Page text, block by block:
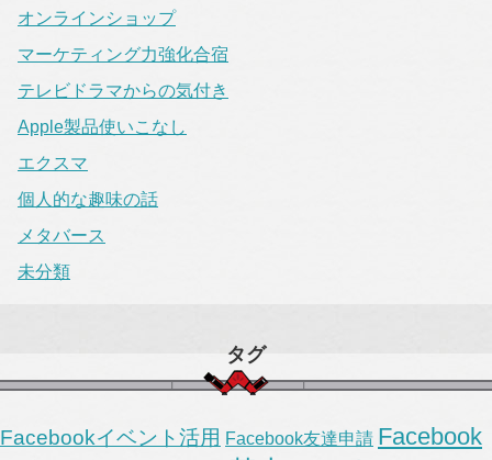
オンラインショップ
マーケティング力強化合宿
テレビドラマからの気付き
Apple製品使いこなし
エクスマ
個人的な趣味の話
メタバース
未分類
タグ
Facebookイベント活用 Facebook友達申請 Facebook